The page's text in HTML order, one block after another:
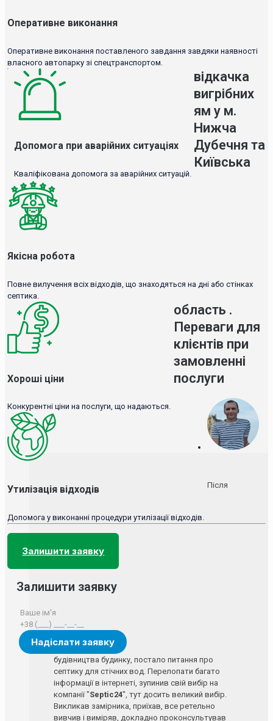
Оперативне виконання
Оперативне виконання поставленого завдання завдяки наявності
власного автопарку зі спецтранспортом.
Допомога при аварійних ситуаціях
Кваліфікована допомога за аварійних ситуацій.
Якісна робота
Повне вилучення всіх відходів, що знаходяться на дні або стінках
септика.
Хороші ціни
Конкурентні ціни на послуги, що надаються.
Утилізація відходів
Допомога у виконанні процедури утилізації відходів.
Залишити заявку
Залишити заявку
відкачка
вигрібних
ям у м.
Нижча
Дубечня та
Київська
область .
Переваги для
клієнтів при
замовленні
послуги
Після
будівництва будинку, постало питання про
септику для стічних вод. Перелопати багато
інформації в інтернеті, зупинив свій вибір на
компанії "Septic24", тут досить великий вибір.
Викликав замірника, приїхав, все ретельно
вивчив і виміряв, докладно проконсультував